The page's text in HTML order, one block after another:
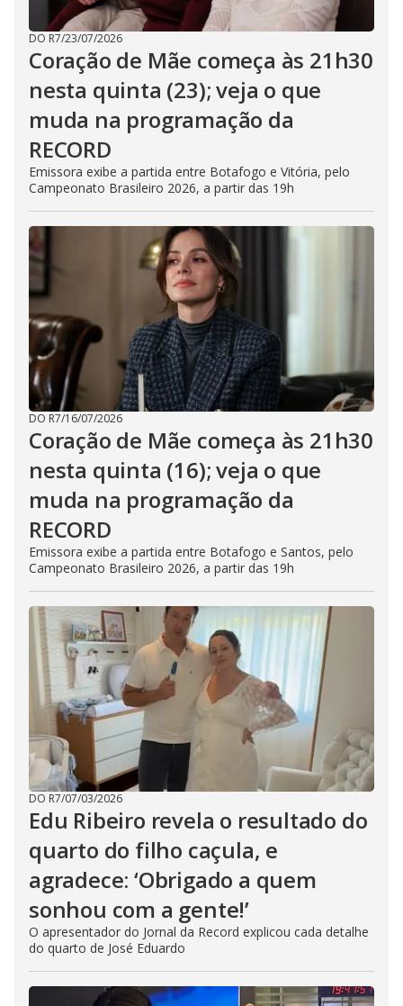
DO R7/23/07/2026
Coração de Mãe começa às 21h30
nesta quinta (23); veja o que
muda na programação da
RECORD
Emissora exibe a partida entre Botafogo e Vitória, pelo
Campeonato Brasileiro 2026, a partir das 19h
DO R7/16/07/2026
Coração de Mãe começa às 21h30
nesta quinta (16); veja o que
muda na programação da
RECORD
Emissora exibe a partida entre Botafogo e Santos, pelo
Campeonato Brasileiro 2026, a partir das 19h
DO R7/07/03/2026
Edu Ribeiro revela o resultado do
quarto do filho caçula, e
agradece: ‘Obrigado a quem
sonhou com a gente!’
O apresentador do Jornal da Record explicou cada detalhe
do quarto de José Eduardo